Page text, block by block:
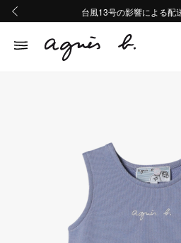
熊本地域地震の影響による
Summer Sale
台風13号の影響による配
熊本地域地震の影響による
Summer Sale